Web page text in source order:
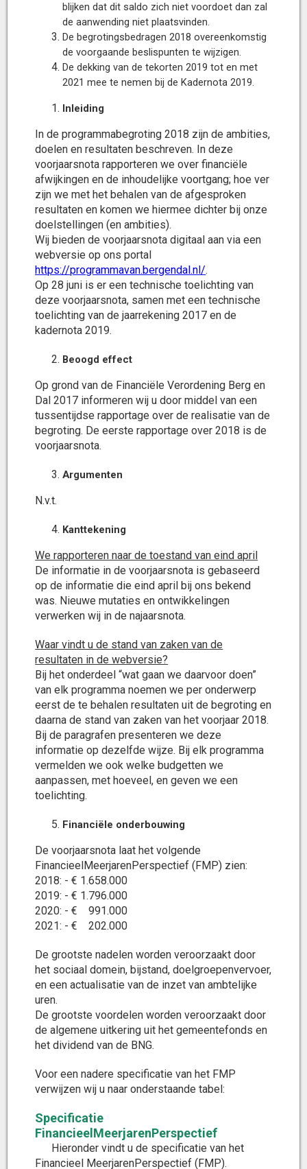
blijken dat dit saldo zich niet voordoet dan zal
de aanwending niet plaatsvinden.
De begrotingsbedragen 2018 overeenkomstig
de voorgaande beslispunten te wijzigen.
De dekking van de tekorten 2019 tot en met
2021 mee te nemen bij de Kadernota 2019.
Inleiding
In de programmabegroting 2018 zijn de ambities,
doelen en resultaten beschreven. In deze
voorjaarsnota rapporteren we over financiële
afwijkingen en de inhoudelijke voortgang; hoe ver
zijn we met het behalen van de afgesproken
resultaten en komen we hiermee dichter bij onze
doelstellingen (en ambities).
Wij bieden de voorjaarsnota digitaal aan via een
webversie op ons portal
https://programmavan.bergendal.nl/.
Op 28 juni is er een technische toelichting van
deze voorjaarsnota, samen met een technische
toelichting van de jaarrekening 2017 en de
kadernota 2019.
Beoogd effect
Op grond van de Financiële Verordening Berg en
Dal 2017 informeren wij u door middel van een
tussentijdse rapportage over de realisatie van de
begroting. De eerste rapportage over 2018 is de
voorjaarsnota.
Argumenten
N.v.t.
Kanttekening
We rapporteren naar de toestand van eind april
De informatie in de voorjaarsnota is gebaseerd
op de informatie die eind april bij ons bekend
was. Nieuwe mutaties en ontwikkelingen
verwerken wij in de najaarsnota.
Waar vindt u de stand van zaken van de
resultaten in de webversie?
Bij het onderdeel “wat gaan we daarvoor doen”
van elk programma noemen we per onderwerp
eerst de te behalen resultaten uit de begroting en
daarna de stand van zaken van het voorjaar 2018.
Bij de paragrafen presenteren we deze
informatie op dezelfde wijze. Bij elk programma
vermelden we ook welke budgetten we
aanpassen, met hoeveel, en geven we een
toelichting.
Financiële onderbouwing
De voorjaarsnota laat het volgende
FinancieelMeerjarenPerspectief (FMP) zien:
2018: - € 1.658.000
2019: - € 1.796.000
2020: - € 991.000
2021: - € 202.000
De grootste nadelen worden veroorzaakt door
het sociaal domein, bijstand, doelgroepenvervoer,
en een actualisatie van de inzet van ambtelijke
uren.
De grootste voordelen worden veroorzaakt door
de algemene uitkering uit het gemeentefonds en
het dividend van de BNG.
Voor een nadere specificatie van het FMP
verwijzen wij u naar onderstaande tabel:
Specificatie
FinancieelMeerjarenPerspectief
Hieronder vindt u de specificatie van het
Financieel MeerjarenPerspectief (FMP).